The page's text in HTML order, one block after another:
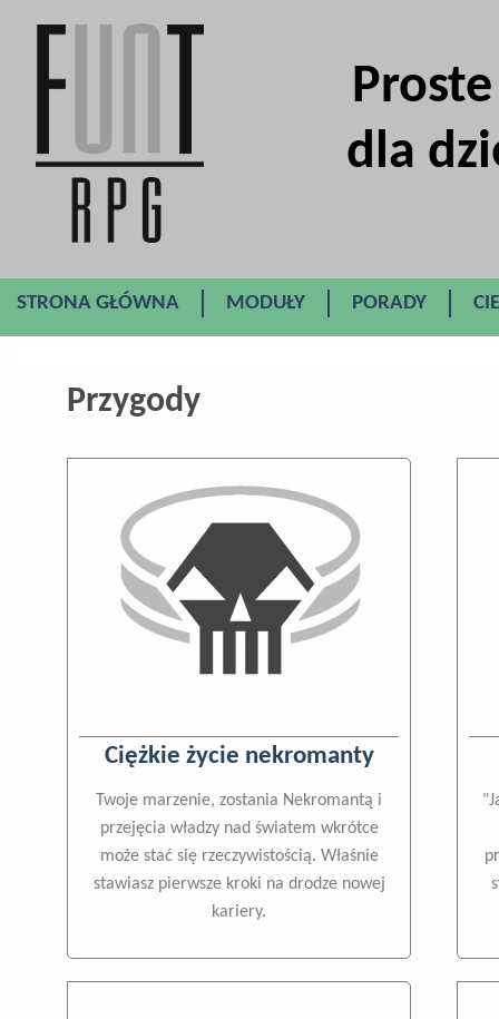
dla
STRONA GŁÓWNA MODUŁY PORADY
Przygody
Ciężkie życie nekromanty
Twoje marzenie, zostania Nekromantą i
przejęcia władzy nad światem wkrótce
może stać się rzeczywistością. Właśnie
stawiasz pierwsze kroki na drodze nowej
kariery.